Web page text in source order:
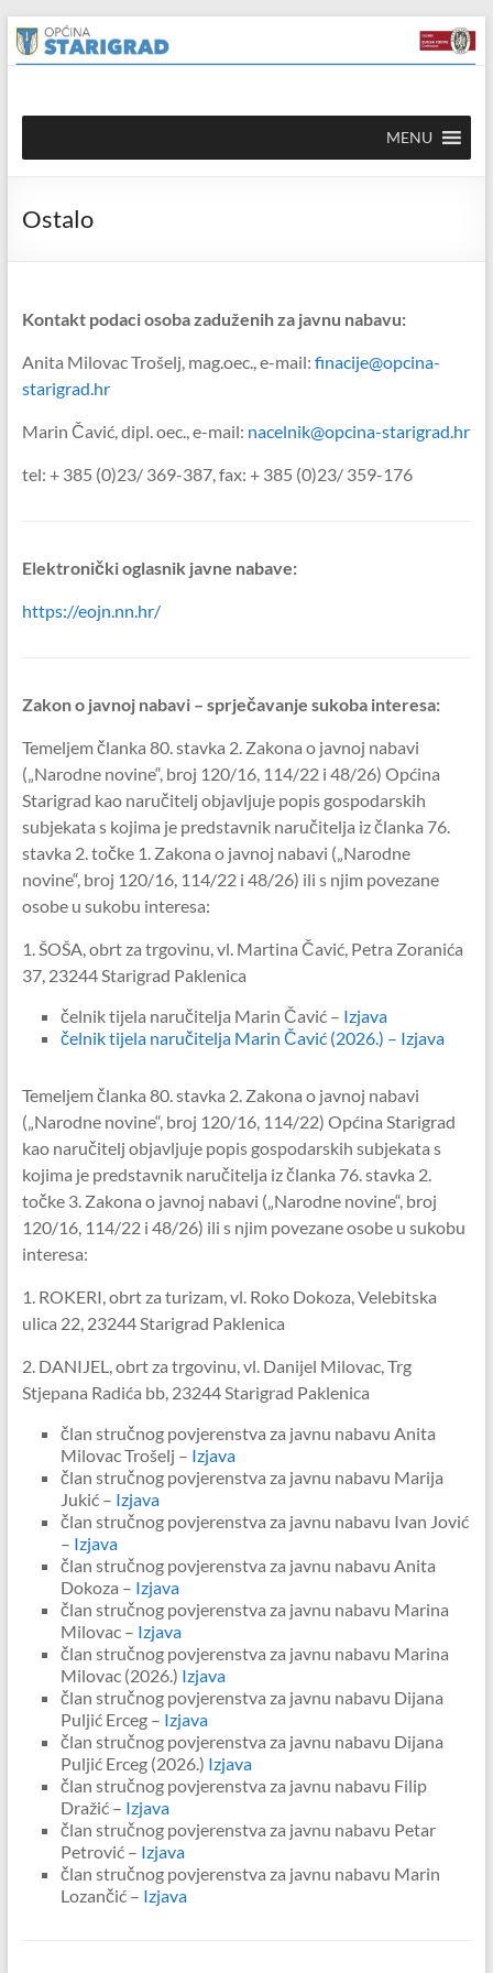
content
Skip
to
content
Općina
Starigrad
mrežna
MENU
Ostalo
Kontakt podaci osobazaduženih za javnu nabavu:
Anita Milovac Trošelj, mag.oec., e-mail: finacije@opcina-
starigrad.hr
Marin Čavić, dipl. oec., e-mail: nacelnik@opcina-starigrad.hr
tel: + 385 (0)23/ 369-387, fax: + 385 (0)23/ 359-176
Elektronički oglasnik javne nabave:
https://eojn.nn.hr/
Zakon o javnoj nabavi – sprječavanje sukoba interesa:
Temeljem članka 80. stavka 2. Zakona o javnoj nabavi
(„Narodne novine“, broj 120/16, 114/22 i 48/26) Općina
Starigrad kao naručitelj objavljuje popis gospodarskih
subjekata s kojima je predstavnik naručitelja iz članka 76.
stavka 2. točke 1. Zakona o javnoj nabavi („Narodne
novine“, broj 120/16, 114/22 i 48/26) ili s njim povezane
osobe u sukobu interesa:
1. ŠOŠA, obrt za trgovinu, vl. Martina Čavić, Petra Zoranića
37, 23244 Starigrad Paklenica
čelnik tijela naručitelja Marin Čavić – Izjava
čelnik tijela naručitelja Marin Čavić (2026.) – Izjava
Temeljem članka 80. stavka 2. Zakona o javnoj nabavi
(„Narodne novine“, broj 120/16, 114/22) Općina Starigrad
kao naručitelj objavljuje popis gospodarskih subjekata s
kojima je predstavnik naručitelja iz članka 76. stavka 2.
točke 3. Zakona o javnoj nabavi („Narodne novine“, broj
120/16, 114/22 i 48/26) ili s njim povezane osobe u sukobu
interesa:
1. ROKERI, obrt za turizam, vl. Roko Dokoza, Velebitska
ulica 22, 23244 Starigrad Paklenica
2. DANIJEL, obrt za trgovinu, vl. Danijel Milovac, Trg
Stjepana Radića bb, 23244 Starigrad Paklenica
član stručnog povjerenstva za javnu nabavu Anita
Milovac Trošelj – Izjava
član stručnog povjerenstva za javnu nabavu Marija
Jukić – Izjava
član stručnog povjerenstva za javnu nabavu Ivan Jović
– Izjava
član stručnog povjerenstva za javnu nabavu Anita
Dokoza – Izjava
član stručnog povjerenstva za javnu nabavu Marina
Milovac – Izjava
član stručnog povjerenstva za javnu nabavu Marina
Milovac (2026.) Izjava
član stručnog povjerenstva za javnu nabavu Dijana
Puljić Erceg – Izjava
član stručnog povjerenstva za javnu nabavu Dijana
Puljić Erceg (2026.) Izjava
član stručnog povjerenstva za javnu nabavu Filip
Dražić – Izjava
član stručnog povjerenstva za javnu nabavu Petar
Petrović – Izjava
član stručnog povjerenstva za javnu nabavu Marin
Lozančić – Izjava